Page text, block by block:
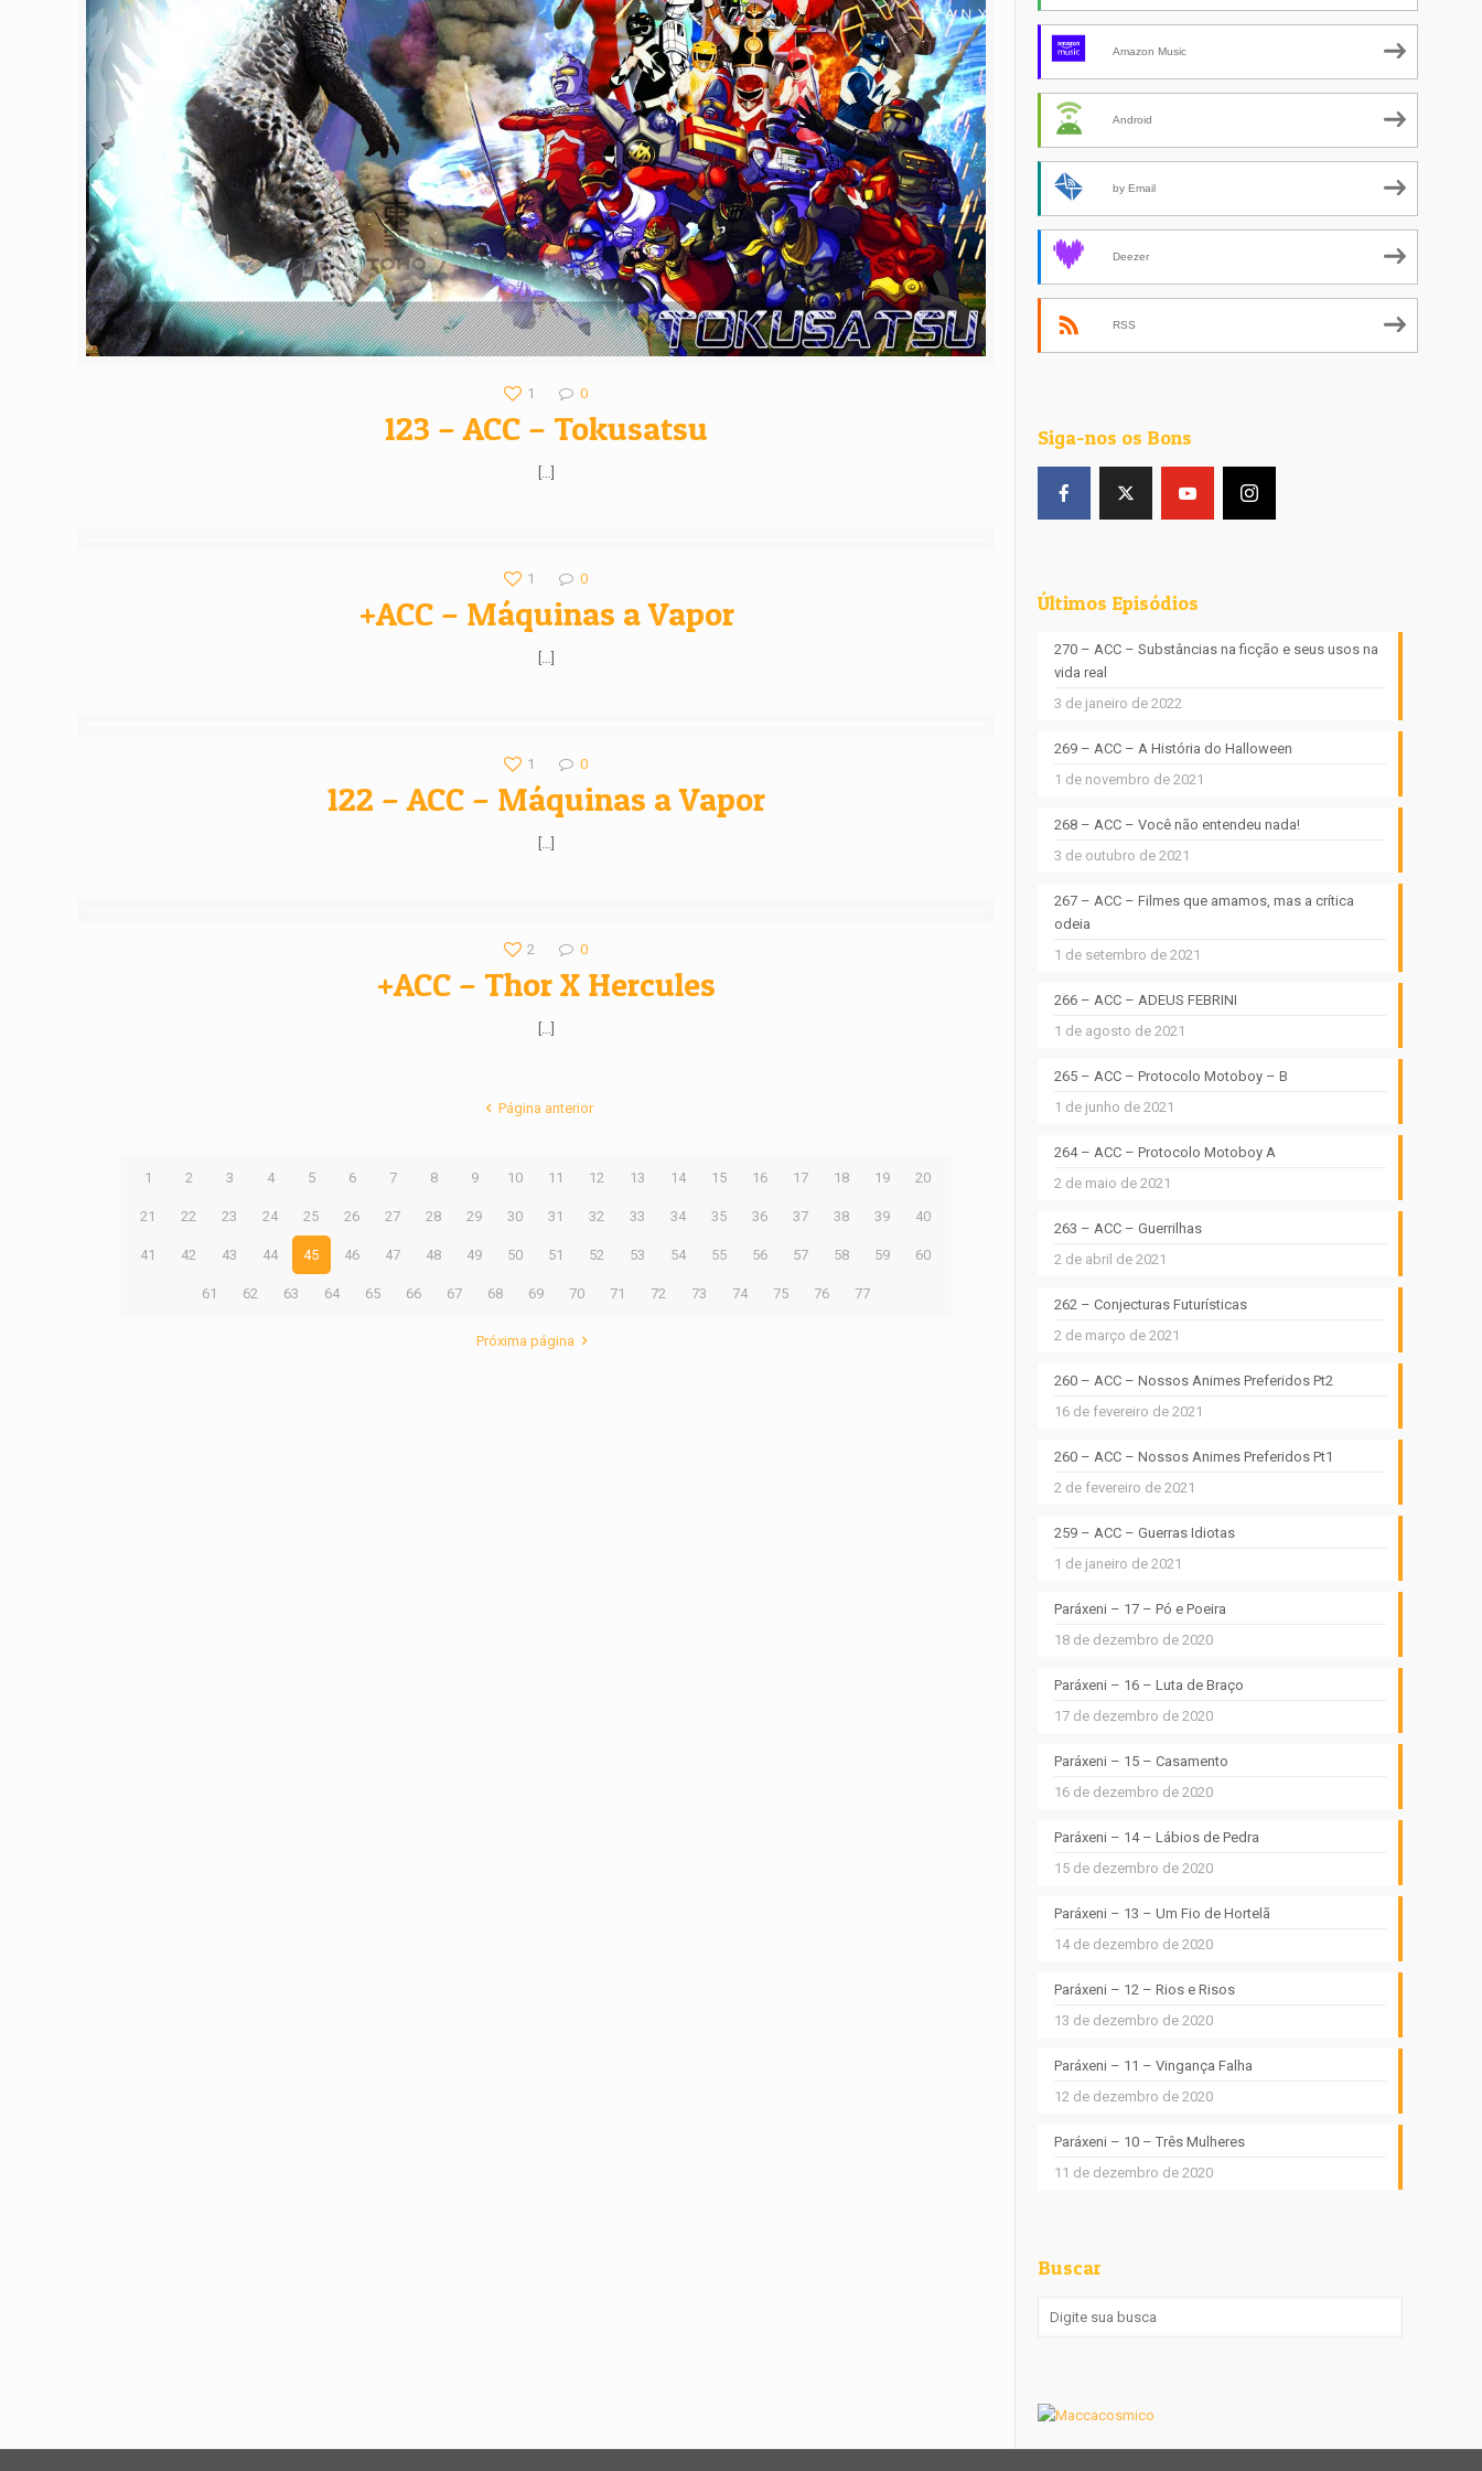
1 0
123 – ACC – Tokusatsu
[…]
1 0
+ACC – Máquinas a Vapor
[…]
1 0
122 – ACC – Máquinas a Vapor
[…]
2 0
+ACC – Thor X Hercules
[…]
Página anterior
1 2 3 4 5 6 7 8 9 10 11 12 13 14 15 16 17 18 19 20
21 22 23 24 25 26 27 28 29 30 31 32 33 34 35 36 37 38 39 40
41 42 43 44 45 46 47 48 49 50 51 52 53 54 55 56 57 58 59 60
61 62 63 64 65 66 67 68 69 70 71 72 73 74 75 76 77
Próxima página
Amazon Music
Android
by Email
Deezer
RSS
Siga-nos os Bons
Últimos Episódios
270 – ACC – Substâncias na ficção e seus usos na
vida real
3 de janeiro de 2022
269 – ACC – A História do Halloween
1 de novembro de 2021
268 – ACC – Você não entendeu nada!
3 de outubro de 2021
267 – ACC – Filmes que amamos, mas a crítica
odeia
1 de setembro de 2021
266 – ACC – ADEUS FEBRINI
1 de agosto de 2021
265 – ACC – Protocolo Motoboy – B
1 de junho de 2021
264 – ACC – Protocolo Motoboy A
2 de maio de 2021
263 – ACC – Guerrilhas
2 de abril de 2021
262 – Conjecturas Futurísticas
2 de março de 2021
260 – ACC – Nossos Animes Preferidos Pt2
16 de fevereiro de 2021
260 – ACC – Nossos Animes Preferidos Pt1
2 de fevereiro de 2021
259 – ACC – Guerras Idiotas
1 de janeiro de 2021
Paráxeni – 17 – Pó e Poeira
18 de dezembro de 2020
Paráxeni – 16 – Luta de Braço
17 de dezembro de 2020
Paráxeni – 15 – Casamento
16 de dezembro de 2020
Paráxeni – 14 – Lábios de Pedra
15 de dezembro de 2020
Paráxeni – 13 – Um Fio de Hortelã
14 de dezembro de 2020
Paráxeni – 12 – Rios e Risos
13 de dezembro de 2020
Paráxeni – 11 – Vingança Falha
12 de dezembro de 2020
Paráxeni – 10 – Três Mulheres
11 de dezembro de 2020
Buscar